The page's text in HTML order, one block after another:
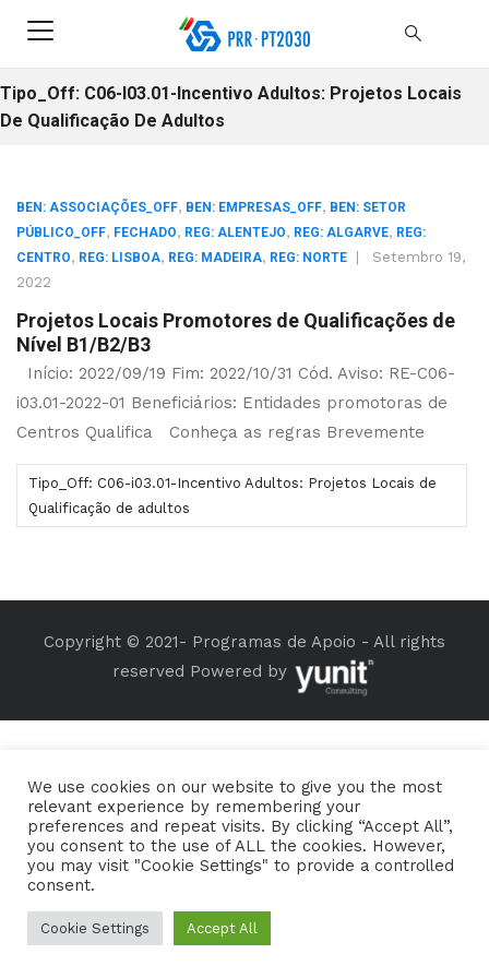
Tipo_Off: C06-I03.01-Incentivo Adultos: Projetos Locais
De Qualificação De Adultos
BEN: ASSOCIAÇÕES_OFF, BEN: EMPRESAS_OFF, BEN: SETOR
PÚBLICO_OFF, FECHADO, REG: ALENTEJO, REG: ALGARVE, REG:
CENTRO, REG: LISBOA, REG: MADEIRA, REG: NORTE
Setembro 19,
2022
Projetos Locais Promotores de Qualificações de
Nível B1/B2/B3
Início: 2022/09/19 Fim: 2022/10/31 Cód. Aviso: RE-C06-
i03.01-2022-01 Beneficiários: Entidades promotoras de
Centros Qualifica Conheça as regras Brevemente
Tipo_Off: C06-i03.01-Incentivo Adultos: Projetos Locais de
Qualificação de adultos
Copyright © 2021- Programas de Apoio - All rights
reserved Powered by
We use cookies on our website to give you the most
relevant experience by remembering your
preferences and repeat visits. By clicking “Accept All”,
you consent to the use of ALL the cookies. However,
you may visit "Cookie Settings" to provide a controlled
consent.
Cookie Settings Accept All